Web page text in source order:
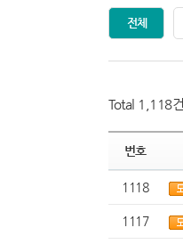
전체
Total 1,118건
번호
1118
1117